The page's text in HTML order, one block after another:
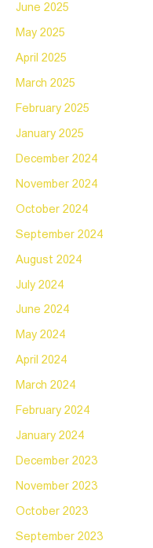
June 2025
May 2025
April 2025
March 2025
February 2025
January 2025
December 2024
November 2024
October 2024
September 2024
August 2024
July 2024
June 2024
May 2024
April 2024
March 2024
February 2024
January 2024
December 2023
November 2023
October 2023
September 2023